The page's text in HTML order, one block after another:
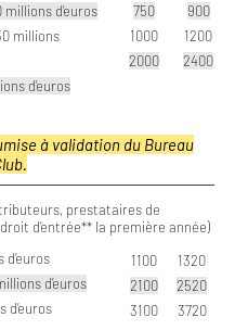
millions d’euros
millions
d’euros
750
1000
2000
900
1200
2400
à validation du Bureau
prestataires de
d’entrée** la première année)
d’euros
d’euros
d’euros
1100
2100
3100
1320
2520
3720